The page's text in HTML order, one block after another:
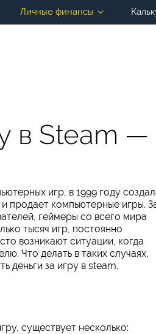
Личные финансы
в Steam —
игр, в 1999 году
продает компьютерные игры.
геймеры со всего мира
тысяч игр, постоянно
возникают ситуации, когда
Что делать в таких случаях,
деньги за игру в steam.
существует несколько: